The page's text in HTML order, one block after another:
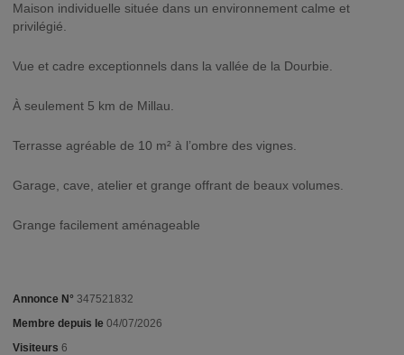
Maison individuelle située dans un environnement calme et
privilégié.
Vue et cadre exceptionnels dans la vallée de la Dourbie.
À seulement 5 km de Millau.
Terrasse agréable de 10 m² à l’ombre des vignes.
Garage, cave, atelier et grange offrant de beaux volumes.
Grange facilement aménageable
Annonce N° 347521832
Membre depuis le 04/07/2026
Visiteurs 6